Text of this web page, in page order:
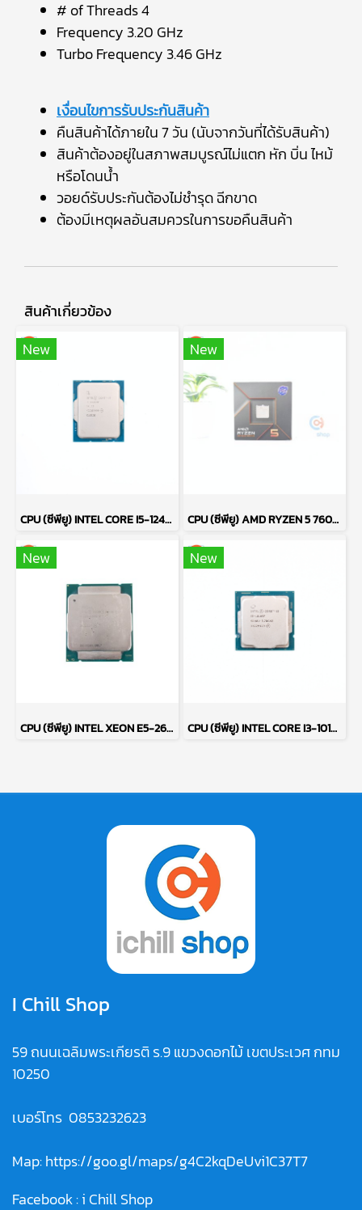
# of Threads 4
Frequency 3.20 GHz
Turbo Frequency 3.46 GHz
เงื่อนไขการรับประกันสินค้า
คืนสินค้าได้ภายใน 7 วัน (นับจากวันที่ได้รับสินค้า)
สินค้าต้องอยู่ในสภาพสมบูรณ์ไม่แตก หัก บิ่น ไหม้
หรือโดนน้ำ
วอยด์รับประกันต้องไม่ชำรุด ฉีกขาด
ต้องมีเหตุผลอันสมควรในการขอคืนสินค้า
สินค้าเกี่ยวข้อง
New
CPU (ซีพียู) INTEL CORE I5-12400F 2.5 GHz P14799
New
CPU (ซีพียู) AMD RYZEN 5 7600X P17708
New
CPU (ซีพียู) INTEL XEON E5-2670 P17752
New
CPU (ซีพียู) INTEL CORE I3-10105F P16824
I Chill Shop
59 ถนนเฉลิมพระเกียรติ ร.9 แขวงดอกไม้ เขตประเวศ กทม
10250
เบอร์โทร 0853232623
Map:https://goo.gl/maps/g4C2kqDeUvi1C37T7
Facebook :i Chill Shop